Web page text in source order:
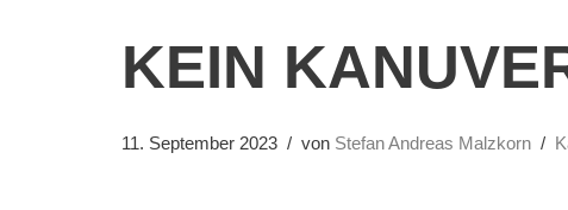
KEIN
11. September 2023 von Stefan Andreas Malzkorn